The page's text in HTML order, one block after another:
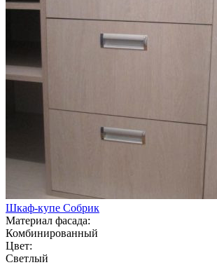
Шкаф-купе Собрик
Материал фасада:
Комбинированный
Цвет:
Светлый